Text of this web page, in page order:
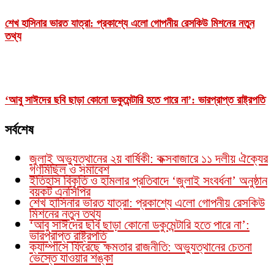
শেখ হাসিনার ভারত যাত্রা: প্রকাশ্যে এলো গোপনীয় রেসকিউ মিশনের নতুন
তথ্য
‘আবু সাঈদের ছবি ছাড়া কোনো ডকুমেন্টারি হতে পারে না’: ভারপ্রাপ্ত রাষ্ট্রপতি
সর্বশেষ
জুলাই অভ্যুত্থানের ২য় বার্ষিকী: কক্সবাজারে ১১ দলীয় ঐক্যের
গণমিছিল ও সমাবেশ
ইতিহাস বিকৃতি ও হামলার প্রতিবাদে ‘জুলাই সংবর্ধনা’ অনুষ্ঠান
বয়কট এনসিপির
শেখ হাসিনার ভারত যাত্রা: প্রকাশ্যে এলো গোপনীয় রেসকিউ
মিশনের নতুন তথ্য
‘আবু সাঈদের ছবি ছাড়া কোনো ডকুমেন্টারি হতে পারে না’:
ভারপ্রাপ্ত রাষ্ট্রপতি
ক্যাম্পাসে ফিরেছে ক্ষমতার রাজনীতি: অভ্যুত্থানের চেতনা
ভেস্তে যাওয়ার শঙ্কা